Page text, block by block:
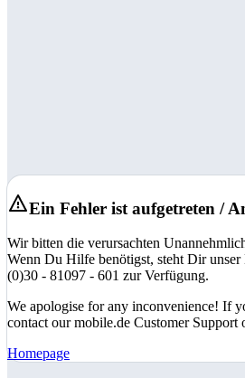
Ein Fehler ist aufgetreten /
Wir bitten die verursachten
Wenn Du Hilfe benötigst, steht Dir
(0)30 - 81097 - 601 zur Verfügung.
We apologise for any inconvenience! If
contact our mobile.de Customer
Homepage